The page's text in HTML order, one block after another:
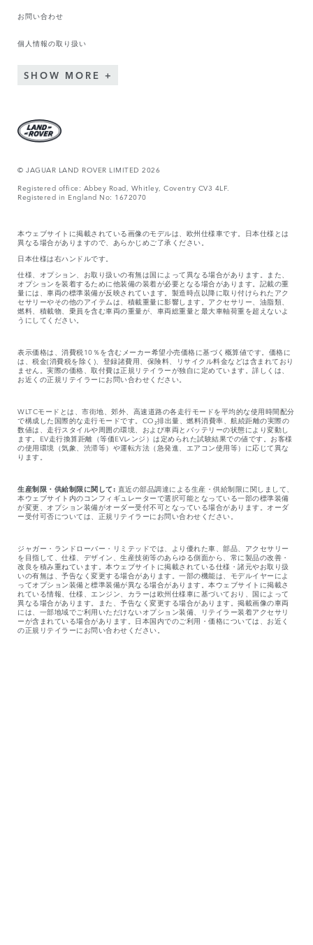
お問い合わせ
個人情報の取り扱い
SHOW MORE
© JAGUAR LAND ROVER LIMITED 2026
Registered office: Abbey Road, Whitley, Coventry CV3 4LF.
Registered in England No: 1672070
本ウェブサイトに掲載されている画像のモデルは、欧州仕様車です。日本仕様とは
異なる場合がありますので、あらかじめご了承ください。
日本仕様は右ハンドルです。
仕様、オプション、お取り扱いの有無は国によって異なる場合があります。また、
オプションを装着するために他装備の装着が必要となる場合があります。記載の重
量には、車両の標準装備が反映されています。製造時点以降に取り付けられたアク
セサリーやその他のアイテムは、積載重量に影響します。アクセサリー、油脂類、
燃料、積載物、乗員を含む車両の重量が、車両総重量と最大車軸荷重を超えないよ
うにしてください。
表示価格は、消費税10％を含むメーカー希望小売価格に基づく概算値です。価格に
は、税金(消費税を除く)、登録諸費用、保険料、リサイクル料金などは含まれており
ません。実際の価格、取付費は正規リテイラーが独自に定めています。詳しくは、
お近くの正規リテイラーにお問い合わせください。
WLTCモードとは、市街地、郊外、高速道路の各走行モードを平均的な使用時間配分
で構成した国際的な走行モードです。CO₂排出量、燃料消費率、航続距離の実際の
数値は、走行スタイルや周囲の環境、および車両とバッテリーの状態により変動し
ます。EV走行換算距離（等価EVレンジ）は定められた試験結果での値です。お客様
の使用環境（気象、渋滞等）や運転方法（急発進、エアコン使用等）に応じて異な
ります。
生産制限・供給制限に関して: 直近の部品調達による生産・供給制限に関しまして、
本ウェブサイト内のコンフィギュレーターで選択可能となっている一部の標準装備
が変更、オプション装備がオーダー受付不可となっている場合があります。オーダ
ー受付可否については、正規リテイラーにお問い合わせください。
ジャガー・ランドローバー・リミテッドでは、より優れた車、部品、アクセサリー
を目指して、仕様、デザイン、生産技術等のあらゆる側面から、常に製品の改善・
改良を積み重ねています。本ウェブサイトに掲載されている仕様・諸元やお取り扱
いの有無は、予告なく変更する場合があります。一部の機能は、モデルイヤーによ
ってオプション装備と標準装備が異なる場合があります。本ウェブサイトに掲載さ
れている情報、仕様、エンジン、カラーは欧州仕様車に基づいており、国によって
異なる場合があります。また、予告なく変更する場合があります。掲載画像の車両
には、一部地域でご利用いただけないオプション装備、リテイラー装着アクセサリ
ーが含まれている場合があります。日本国内でのご利用・価格については、お近く
の正規リテイラーにお問い合わせください。